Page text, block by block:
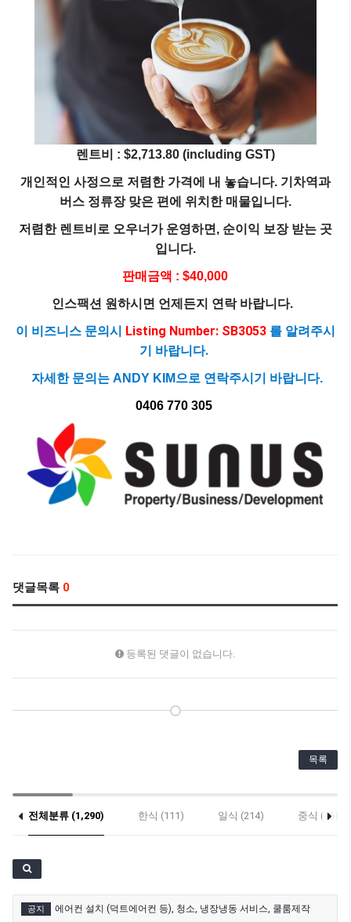
렌트비 : $2,713.80 (including GST)
개인적인 사정으로 저렴한 가격에 내 놓습니다. 기차역과
버스 정류장 맞은 편에 위치한 매물입니다.
저렴한 렌트비로 오우너가 운영하면, 순이익 보장 받는 곳
입니다.
판매금액 : $40,000
인스팩션 원하시면 언제든지 연락 바랍니다.
이 비즈니스 문의시 Listing Number: SB3053 를 알려주시
기 바랍니다.
자세한 문의는 ANDY KIM으로 연락주시기 바랍니다.
0406 770 305
댓글목록 0
등록된 댓글이 없습니다.
목록
전체분류 (1,290) 한식 (111) 일식 (214) 중식 (16)
공지 에어컨 설치 (덕트에어컨 등), 청소, 냉장냉동 서비스, 쿨룸제작